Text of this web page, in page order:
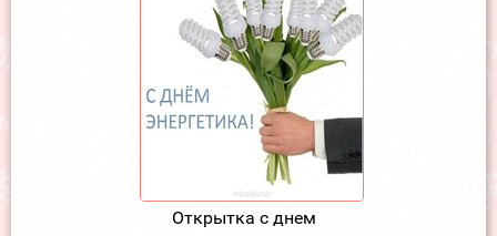
Открытка с днем